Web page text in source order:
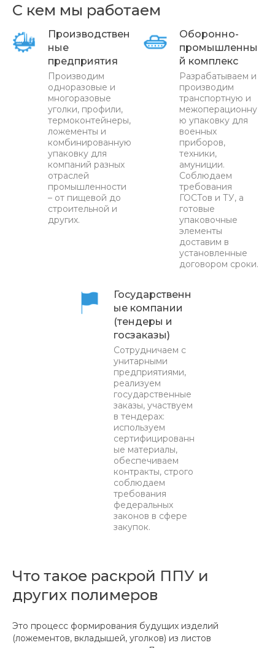
С кем мы работаем
Производствен
ные
предприятия
Производим
одноразовые и
многоразовые
уголки, профили,
термоконтейнеры,
ложементы и
комбинированную
упаковку для
компаний разных
отраслей
промышленности
– от пищевой до
строительной и
других.
Оборонно-
промышленны
й комплекс
Разрабатываем и
производим
транспортную и
межоперационну
ю упаковку для
военных
приборов,
техники,
амуниции.
Соблюдаем
требования
ГОСТов и ТУ, а
готовые
упаковочные
элементы
доставим в
установленные
договором сроки.
Государственн
ые компании
(тендеры и
госзаказы)
Сотрудничаем с
унитарными
предприятиями,
реализуем
государственные
заказы, участвуем
в тендерах:
используем
сертифицированн
ые материалы,
обеспечиваем
контракты, строго
соблюдаем
требования
федеральных
законов в сфере
закупок.
Что такое раскрой ППУ и
других полимеров
Это процесс формирования будущих изделий
(ложементов, вкладышей, уголков) из листов